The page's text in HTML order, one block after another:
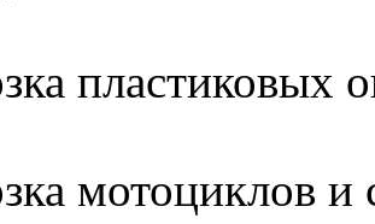
пластиковых
мотоциклов и